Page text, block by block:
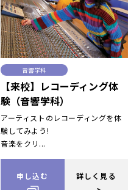
音響学科
【来校】レコーディング体
験（音響学科）
アーティストのレコーディングを体
験してみよう!
音楽をクリ...
申し込む 詳しく見る